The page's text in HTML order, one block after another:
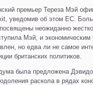
премьер Тереза Мэй
уведомив об этом ЕС.
неожиданно
Мэй, и
но едва ли не самое
британских политиков.
была предложена
раскола в рядах